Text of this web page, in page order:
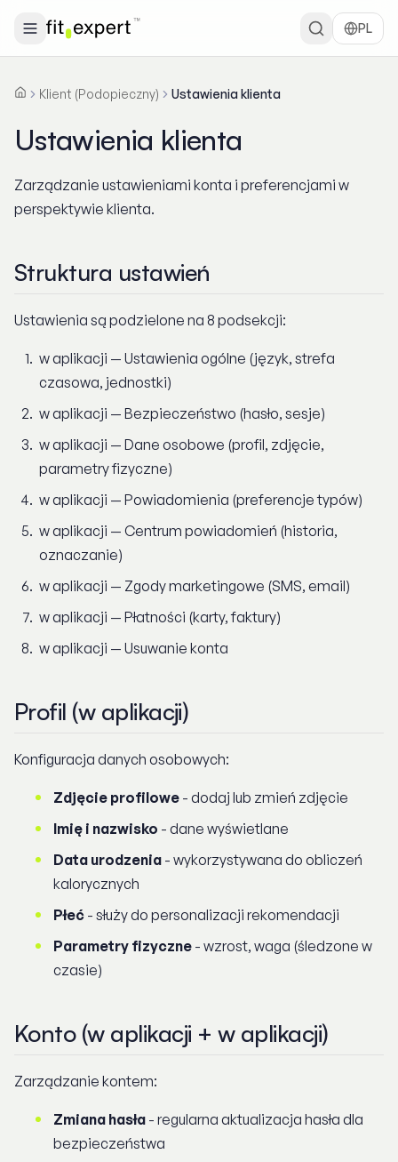
PL
Strona główna
Klient (Podopieczny) Ustawienia klienta
Ustawienia klienta
Zarządzanie ustawieniami konta i preferencjami w
perspektywie klienta.
Struktura ustawień
Ustawienia są podzielone na 8 podsekcji:
w aplikacji — Ustawienia ogólne (język, strefa
czasowa, jednostki)
w aplikacji — Bezpieczeństwo (hasło, sesje)
w aplikacji — Dane osobowe (profil, zdjęcie,
parametry fizyczne)
w aplikacji — Powiadomienia (preferencje typów)
w aplikacji — Centrum powiadomień (historia,
oznaczanie)
w aplikacji — Zgody marketingowe (SMS, email)
w aplikacji — Płatności (karty, faktury)
w aplikacji — Usuwanie konta
Profil (w aplikacji)
Konfiguracja danych osobowych:
Zdjęcie profilowe - dodaj lub zmień zdjęcie
Imię i nazwisko - dane wyświetlane
Data urodzenia - wykorzystywana do obliczeń
kalorycznych
Płeć - służy do personalizacji rekomendacji
Parametry fizyczne - wzrost, waga (śledzone w
czasie)
Konto (w aplikacji + w aplikacji)
Zarządzanie kontem:
Zmiana hasła - regularna aktualizacja hasła dla
bezpieczeństwa